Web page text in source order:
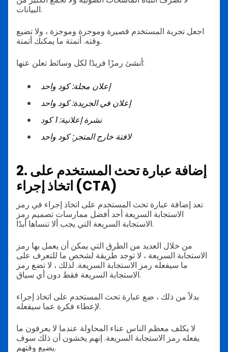
البيانات.
اجعل تجربة المستخدم قصيرة وموجزة وموجزة ، ولا تضيع
وقته. أتمتة ما يمكنك أتمتة.
أنشئ رمزًا فريدًا لكل وسائط تعلن عنها:
إعلان مجلة: كود واحد
إعلان في الجريدة: كود واحد
نشرة إعلانية: 1 كود
لافتة خارج المتجر: كود واحد
2. إضافة عبارة تحث المستخدم على
اتخاذ إجراء (CTA)
تعد إضافة عبارة تحث المستخدم على اتخاذ إجراء في رمز
الاستجابة السريعة أحد أفضل ممارسات تصميم رمز
الاستجابة السريعة التي يجب ألا تنساها أبدًا.
من خلال العديد من الطرق التي يمكن أن يعمل بها رمز
الاستجابة السريعة ، لا توجد طريقة لشخص ما للتعرف على
ما سيفعله رمز الاستجابة السريعة. لذلك ، لا تضع رمز
الاستجابة السريعة فقط دون أي سياق.
بدلاً من ذلك ، ضع عبارة تحث المستخدم على اتخاذ إجراء
لإعطاء فكرة عما سيفعله.
لا يكلف معظم الناس عناء المحاولة عندما لا يعرفون ما
يفعله رمز الاستجابة السريعة. إنهم يخشون أن ذلك سوف
يضيع وقتهم.